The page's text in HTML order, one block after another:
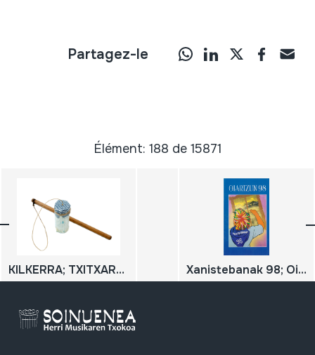
Partagez-le
Élément: 188 de 15871
KILKERRA; TXITXARRA Xanistebanak 98; Oiartzun 98; Festa ekintzen egitaraua